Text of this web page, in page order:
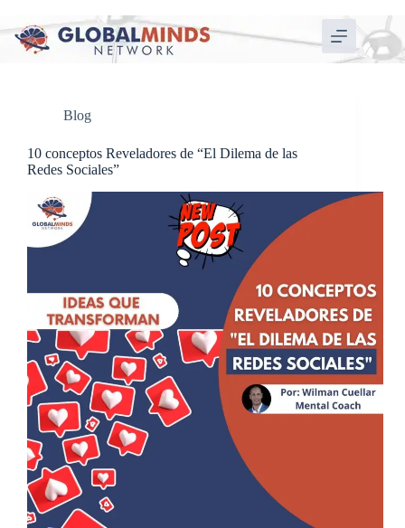
Blog
10 conceptos Reveladores de “El Dilema de las
Redes Sociales”